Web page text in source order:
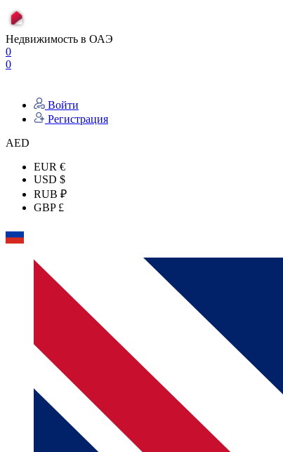
Недвижимость в ОАЭ
0
0
Войти
Регистрация
AED
EUR €
USD $
RUB ₽
GBP £